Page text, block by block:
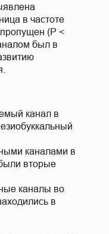
канал в
каналами в
вторые
каналы во
в
в частоте
(P <
был в